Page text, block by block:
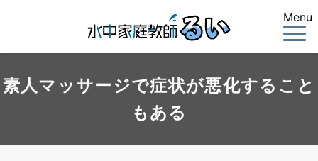
Menu
素人マッサージで症状が悪化すること
もある